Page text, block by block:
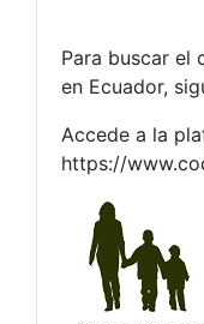
Para buscar el
en Ecuador,
Accede a la
https://